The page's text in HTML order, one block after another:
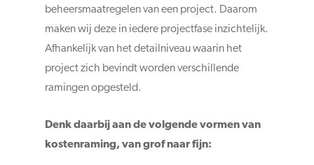
beheersmaatregelen van een project. Daarom
maken wij deze in iedere projectfase inzichtelijk.
Afhankelijk van het detailniveau waarin het
project zich bevindt worden verschillende
ramingen opgesteld.
Denk daarbij aan de volgende vormen van
kostenraming, van grof naar fijn: